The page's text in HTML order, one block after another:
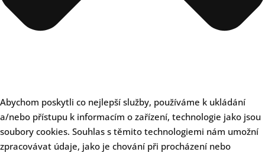
Abychom poskytli co nejlepší služby, používáme k ukládání
a/nebo přístupu k informacím o zařízení, technologie jako jsou
soubory cookies. Souhlas s těmito technologiemi nám umožní
zpracovávat údaje, jako je chování při procházení nebo